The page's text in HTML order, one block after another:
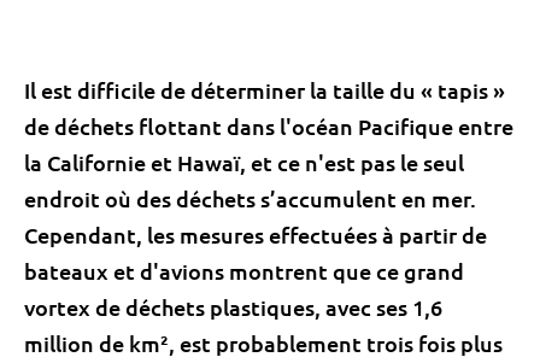
Il est difficile de déterminer la taille du « tapis »
de déchets flottant dans l'océan Pacifique entre
la Californie et Hawaï, et ce n'est pas le seul
endroit où des déchets s’accumulent en mer.
Cependant, les mesures effectuées à partir de
bateaux et d'avions montrent que ce grand
vortex de déchets plastiques, avec ses 1,6
million de km², est probablement trois fois plus